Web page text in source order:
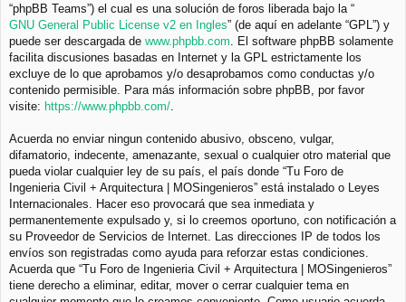
“phpBB Teams”) el cual es una solución de foros liberada bajo la “
GNU General Public License v2 en Ingles” (de aquí en adelante “GPL”) y
puede ser descargada de www.phpbb.com . El software phpBB solamente
facilita discusiones basadas en Internet y la GPL estrictamente los
excluye de lo que aprobamos y/o desaprobamos como conductas y/o
contenido permisible. Para más información sobre phpBB, por favor
visite: https://www.phpbb.com/
Acuerda no enviar ningun contenido abusivo, obsceno, vulgar,
difamatorio, indecente, amenazante, sexual o cualquier otro material que
pueda violar cualquier ley de su país, el país donde “Tu Foro de
Ingenieria Civil + Arquitectura | MOSingenieros” está instalado o Leyes
Internacionales. Hacer eso provocará que sea inmediata y
permanentemente expulsado y, si lo creemos oportuno, con notificación a
su Proveedor de Servicios de Internet. Las direcciones IP de todos los
envíos son registradas como ayuda para reforzar estas condiciones.
Acuerda que “Tu Foro de Ingenieria Civil + Arquitectura | MOSingenieros”
tiene derecho a eliminar, editar, mover o cerrar cualquier tema en